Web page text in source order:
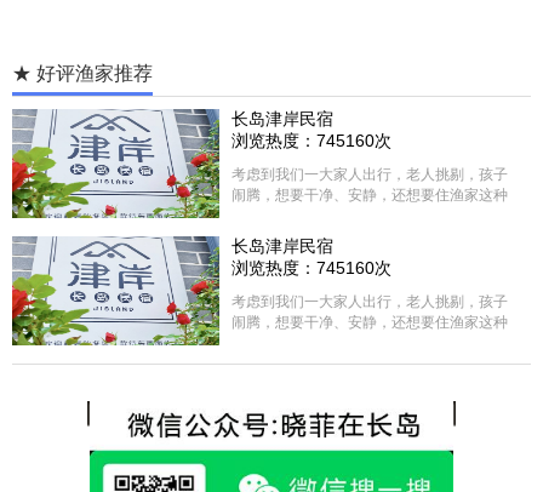
★ 好评渔家推荐
长岛津岸民宿
浏览热度：745160次
考虑到我们一大家人出行，老人挑剔，孩子
闹腾，想要干净、安静，还想要住渔家这种
选择津岸民宿，实际体验客房很干净，饭菜
方面家里老人也很满意，整体饭菜给搭配的
很好，每顿饭也不重样的，海鲜确实是非常
的新鲜呢，另外值得一提的是，他家的海菜
包子非常好吃。 其实长岛可选的酒店、民宿
各不相同，可以根据自己的喜好选择。非常
热情，能根据我提出的需求来安排房间，这
点很好。
长岛津岸民宿
浏览热度：745160次
考虑到我们一大家人出行，老人挑剔，孩子
闹腾，想要干净、安静，还想要住渔家这种
选择津岸民宿，实际体验客房很干净，饭菜
很好，每顿饭也不重样的，海鲜确实是非常
的新鲜呢，另外值得一提的是，他家的海菜
包子非常好吃。 其实长岛可选的酒店、民宿
各不相同，可以根据自己的喜好选择。非常